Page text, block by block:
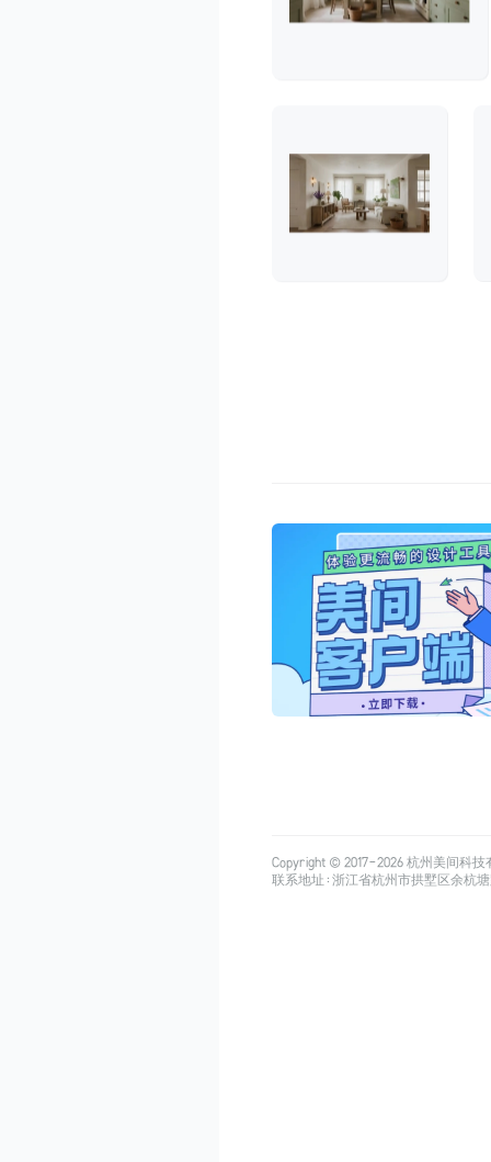
Copyright © 2017-2026杭州美间科技
联系地址：浙江省杭州市拱墅区余杭